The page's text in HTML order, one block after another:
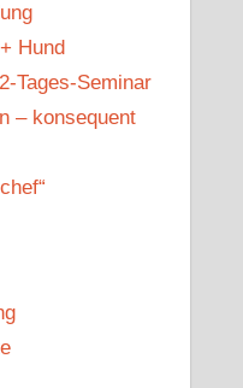
Hund
Tages-Seminar
– konsequent